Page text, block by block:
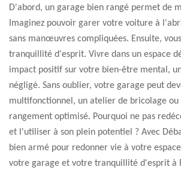
D'abord, un garage bien rangé permet de
Imaginez pouvoir garer votre voiture à
sans manœuvres compliquées. Ensuite,
tranquillité d'esprit. Vivre dans un espace
impact positif sur votre bien-être mental,
négligé. Sans oublier, votre garage peut
multifonctionnel, un atelier de bricolage ou
rangement optimisé. Pourquoi ne pas
et l'utiliser à son plein potentiel ? Avec
bien armé pour redonner vie à votre
votre garage et votre tranquillité d'esprit à